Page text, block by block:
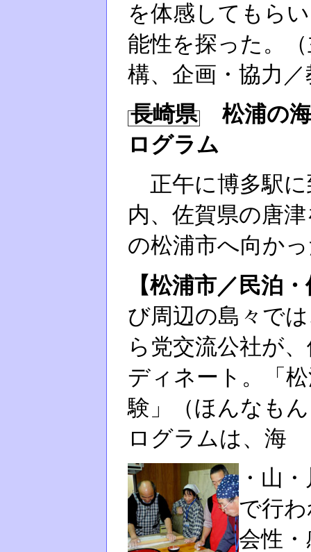
を体感してもら
能性を探った。
構、企画・協力
長崎県松浦の海
ログラム
正午に博多駅に
内、佐賀県の唐
の松浦市へ向か
【松浦市／民泊
び周辺の島々で
ら党交流公社が
ディネート。「
験」（ほんなも
ログラムは、海
・山
で行
会性